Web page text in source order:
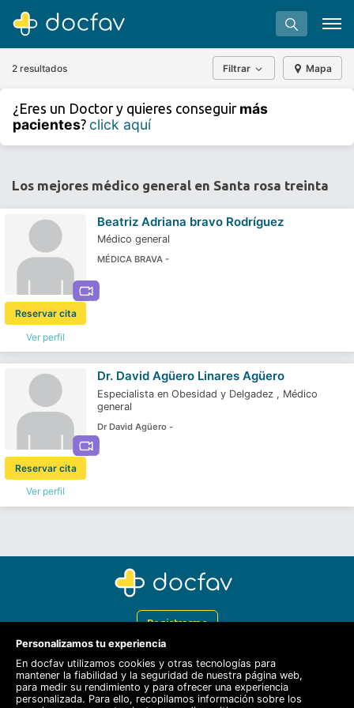
Buscar
¿Eres un doctor?
2 resultados Filtrar Mapa
¿Eres un Doctor y quieres conseguir más
pacientes? click aquí
Los mejores médico general en Santa rosa treinta
Ver perfil
Reservar cita
Beatriz Adriana bravo Rodríguez
Médico general
MÉDICA BRAVA -
Ver perfil
Reservar cita
Dr. David Agüero Linares Agüero
Especialista en Obesidad y Delgadez , Médico
general
Dr David Agüero -
⇧
©
contributors.
Registrarme
Docfav
Recursos
Personalizamos tu experiencia
En docfav utilizamos cookies y otras tecnologías para
mantener la fiabilidad y la seguridad de nuestra página web,
para medir su rendimiento y para ofrecer una experiencia
personalizada. Para ello, recopilamos información sobre los